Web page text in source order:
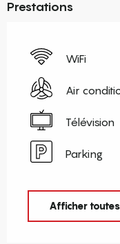
Prestations
WiFi
Air
Télévision
Parking
Afficher